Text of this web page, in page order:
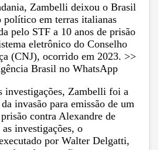
Zambelli deixou o Brasil
político em terras italianas
pelo STF a 10 anos de prisão
eletrônico do Conselho
(CNJ), ocorrido em 2023. >>
Brasil no WhatsApp
investigações, Zambelli foi a
invasão para emissão de um
contra Alexandre de
investigações, o
por Walter Delgatti,